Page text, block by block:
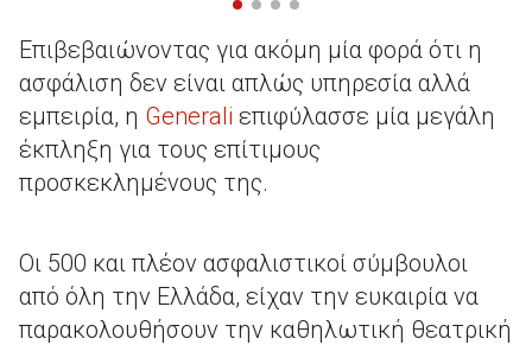
Επιβεβαιώνοντας για ακόμη μία φορά ότι η
ασφάλιση δεν είναι απλώς υπηρεσία αλλά
εμπειρία, η Generali επιφύλασσε μία μεγάλη
έκπληξη για τους επίτιμους
προσκεκλημένους της.
Οι 500 και πλέον ασφαλιστικοί σύμβουλοι
από όλη την Ελλάδα, είχαν την ευκαιρία να
παρακολουθήσουν την καθηλωτική θεατρική